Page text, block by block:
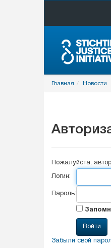
Главная Новости
Пожалуйста,
Логин:
Пароль:
Забыли свой